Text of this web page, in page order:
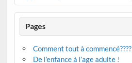
Pages
Comment tout à commencé????
De l’enfance à l’age adulte !